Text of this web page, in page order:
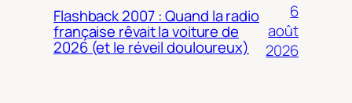
Flashback 2007 : Quand la radio
française rêvait la voiture de
2026 (et le réveil douloureux)
6
août
2026